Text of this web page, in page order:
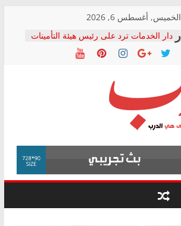
الخميس, أغسطس 6, 2026
دار الخدمات ترد على رئيس هيئة التأمينات
بعد مؤتمره الصحفي: إنكار الأزمة لا ينهي
معاناة أصحاب المعاشات.. ونطالب بكشف
فرحات سليمان يكتب: القطاع الصحي إلى
أين؟
حزب التحالف الشعبي يطلق لجنة “الحق
في الصحة” بالإسكندرية لرصد الانتهاكات
ودعم المرضى
الوزاري لمدينة الصحفيين.. وانتهاء أعمال
إنشاء المبنى الإداري
المجلس القومي لحقوق الإنسان يعلن
متابعة قضية الدكتور محمد زهران.. ويؤكد:
قرينة البراءة وضمانات المحاكمة العادلة